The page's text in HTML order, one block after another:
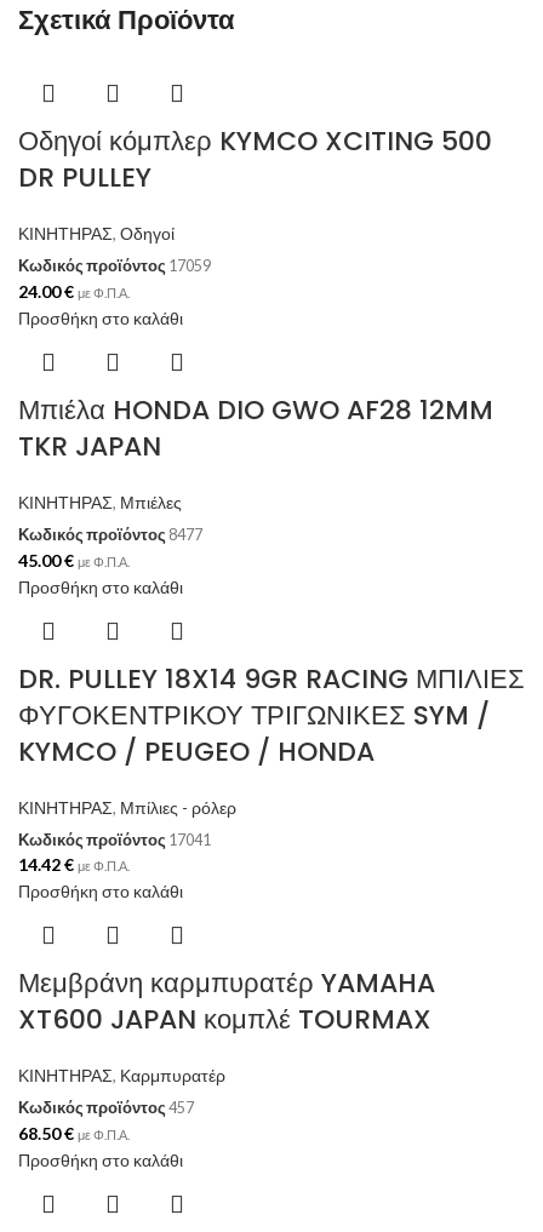
Σχετικά Προϊόντα
Οδηγοί κόμπλερ KYMCO XCITING 500
DR PULLEY
ΚΙΝΗΤΗΡΑΣ, Οδηγοί
Κωδικός προϊόντος 17059
24.00€ με Φ.Π.Α.
Προσθήκη στο καλάθι
Μπιέλα HONDA DIO GWO AF28 12MM
TKR JAPAN
ΚΙΝΗΤΗΡΑΣ, Μπιέλες
Κωδικός προϊόντος 8477
45.00€ με Φ.Π.Α.
Προσθήκη στο καλάθι
DR. PULLEY 18X14 9GR RACING ΜΠΙΛΙΕΣ
ΦΥΓΟΚΕΝΤΡΙΚΟΥ ΤΡΙΓΩΝΙΚΕΣ SYM /
KYMCO / PEUGEO / HONDA
ΚΙΝΗΤΗΡΑΣ, Μπίλιες - ρόλερ
Κωδικός προϊόντος 17041
14.42€ με Φ.Π.Α.
Προσθήκη στο καλάθι
Μεμβράνη καρμπυρατέρ YAMAHA
XT600 JAPAN κομπλέ TOURMAX
ΚΙΝΗΤΗΡΑΣ, Καρμπυρατέρ
Κωδικός προϊόντος 457
68.50€ με Φ.Π.Α.
Προσθήκη στο καλάθι